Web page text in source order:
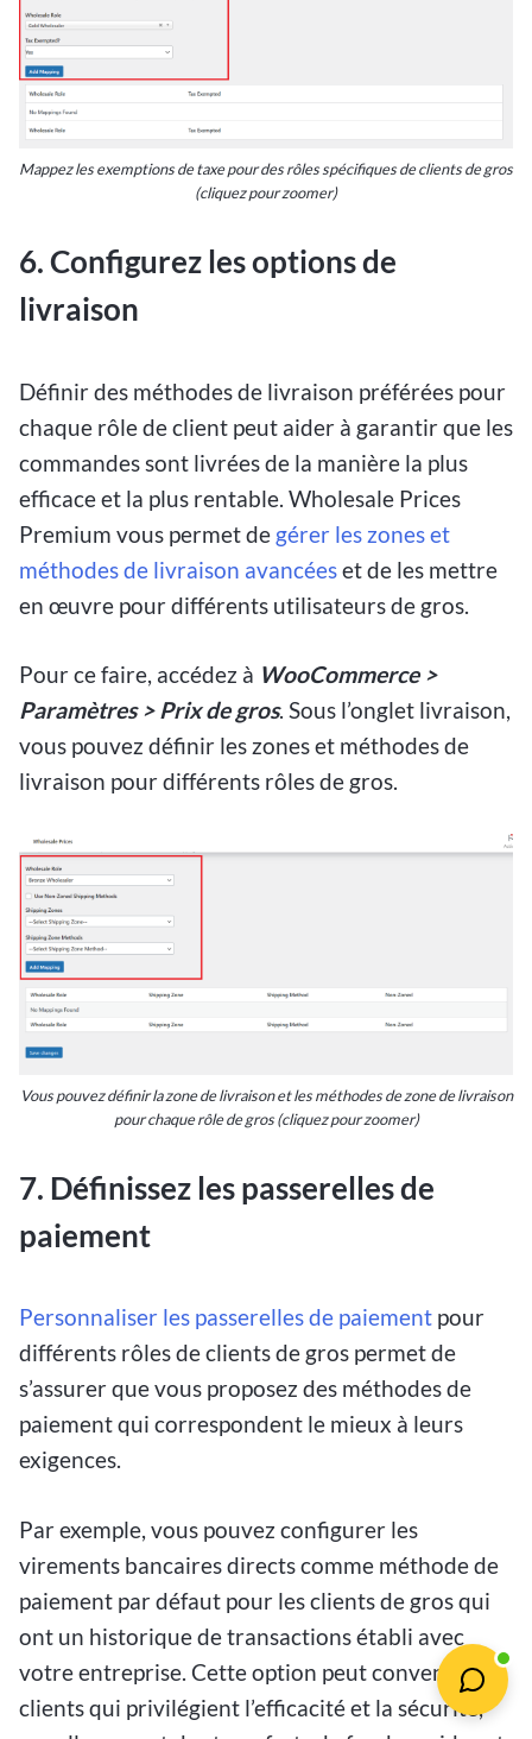
Mappez les exemptions de taxe pour des rôles spécifiques de clients de gros
(cliquez pour zoomer)
6. Configurez les options de
livraison
Définir des méthodes de livraison préférées pour
chaque rôle de client peut aider à garantir que les
commandes sont livrées de la manière la plus
efficace et la plus rentable. Wholesale Prices
Premium vous permet de gérer les zones et
méthodes de livraison avancéeset de les mettre
en œuvre pour différents utilisateurs de gros.
Pour ce faire, accédez à WooCommerce >
Paramètres > Prix de gros. Sous l’onglet livraison,
vous pouvez définir les zones et méthodes de
livraison pour différents rôles de gros.
Vous pouvez définir la zone de livraison et les méthodes de zone de livraison
pour chaque rôle de gros (cliquez pour zoomer)
7. Définissez les passerelles de
paiement
Personnaliser les passerelles de paiement pour
différents rôles de clients de gros permet de
s’assurer que vous proposez des méthodes de
paiement qui correspondent le mieux à leurs
exigences.
Par exemple, vous pouvez configurer les
virements bancaires directs comme méthode de
paiement par défaut pour les clients de gros qui
ont un historique de transactions établi avec
votre entreprise. Cette option peut convenir aux
clients qui privilégient l’efficacité et la sécurité,